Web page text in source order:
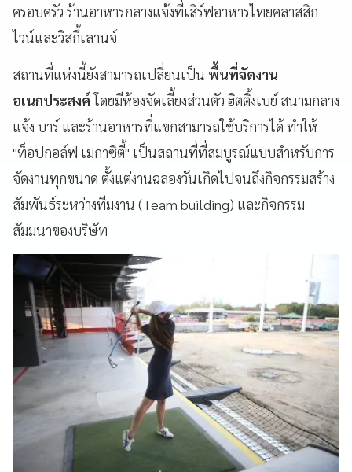
ครอบครัว ร้านอาหารกลางแจ้งที่เสิร์ฟอาหารไทยคลาสสิก
ไวน์และวิสกี้เลานจ์
สถานที่แห่งนี้ยังสามารถเปลี่ยนเป็น พื้นที่จัดงาน
อเนกประสงค์โดยมีห้องจัดเลี้ยงส่วนตัว ฮิตติ้งเบย์ สนามกลาง
แจ้ง บาร์ และร้านอาหารที่แขกสามารถใช้บริการได้ ทำให้
"ท็อปกอล์ฟ เมกาซิตี้" เป็นสถานที่ที่สมบูรณ์แบบสำหรับการ
จัดงานทุกขนาด ตั้งแต่งานฉลองวันเกิดไปจนถึงกิจกรรมสร้าง
สัมพันธ์ระหว่างทีมงาน (Team building) และกิจกรรม
สัมมนาของบริษัท